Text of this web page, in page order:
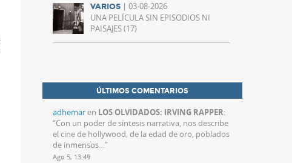
VARIOS | 03-08-2026
UNA PELÍCULA SIN EPISODIOS NI
PAISAJES (17)
ÚLTIMOS COMENTARIOS
adhemaren LOS OLVIDADOS: IRVING RAPPER:
“Con un poder de síntesis narrativa, nos describe
el cine de hollywood, de la edad de oro, poblados
de inmensos…”
Ago 5, 13:49